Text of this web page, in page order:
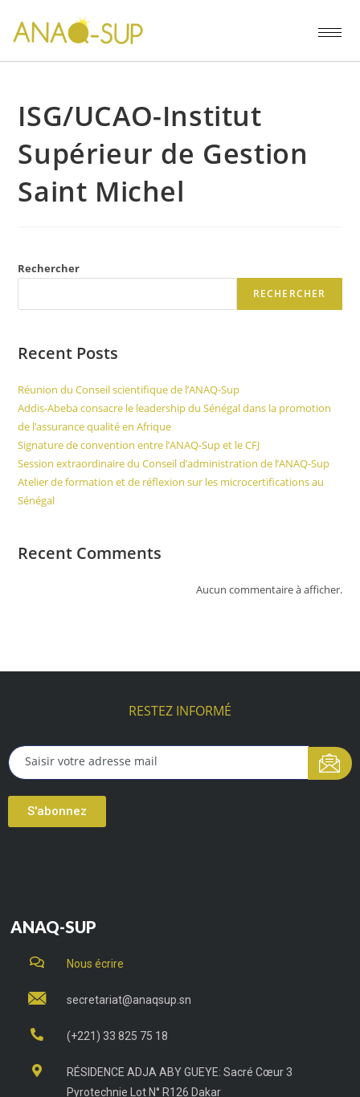
ISG/UCAO-Institut
Supérieur de Gestion
Saint Michel
Rechercher
RECHERCHER
Recent Posts
Réunion du Conseil scientifique de l’ANAQ-Sup
Addis-Abeba consacre le leadership du Sénégal dans la promotion
de l’assurance qualité en Afrique
Signature de convention entre l’ANAQ-Sup et le CFJ
Session extraordinaire du Conseil d’administration de l’ANAQ-Sup
Atelier de formation et de réflexion sur les microcertifications au
Sénégal
Recent Comments
Aucun commentaire à afficher.
RESTEZ INFORMÉ
S'abonnez
ANAQ-SUP
Nous écrire
secretariat@anaqsup.sn
(+221) 33 825 75 18
RÉSIDENCE ADJA ABY GUEYE: Sacré Cœur 3
Pyrotechnie Lot N° R126 Dakar